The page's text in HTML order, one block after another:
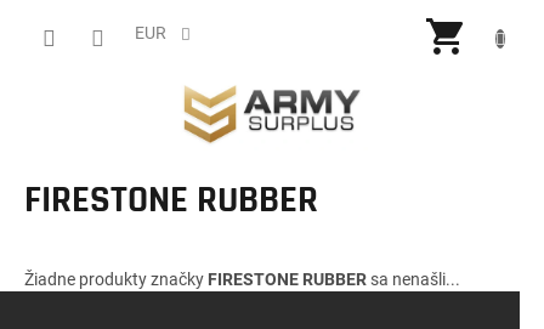
EUR
FIRESTONE RUBBER
Žiadne produkty značky FIRESTONE RUBBER sa nenašli...